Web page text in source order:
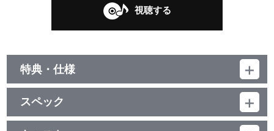
視聴する
特典・仕様
他、仕様
描き下ろしジャケット
スペック
品番：LACA-5719